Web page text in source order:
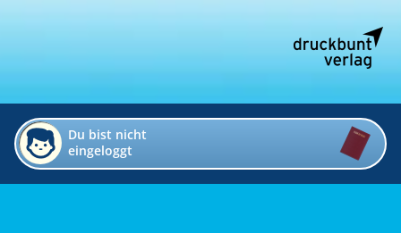
Du bist nicht
eingeloggt